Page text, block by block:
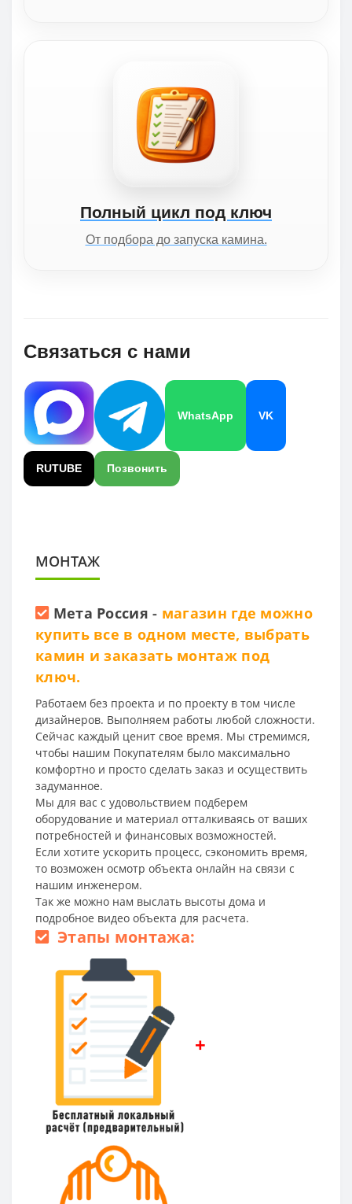
Полный цикл под ключ
От подбора до запуска камина.
Связаться с нами
WhatsApp VK
RUTUBE Позвонить
МОНТАЖ
Мета Россия - магазин где можно
купить все в одном месте, выбрать
камин и заказать монтаж под
ключ.
Работаем без проекта и по проекту в том числе
дизайнеров. Выполняем работы любой сложности.
Сейчас каждый ценит свое время. Мы стремимся,
чтобы нашим Покупателям было максимально
комфортно и просто сделать заказ и осуществить
задуманное.
Мы для вас с удовольствием подберем
оборудование и материал отталкиваясь от ваших
потребностей и финансовых возможностей.
Если хотите ускорить процесс, сэкономить время,
то возможен осмотр объекта онлайн на связи с
нашим инженером.
Так же можно нам выслать высоты дома и
подробное видео объекта для расчета.
Этапы монтажа:
+